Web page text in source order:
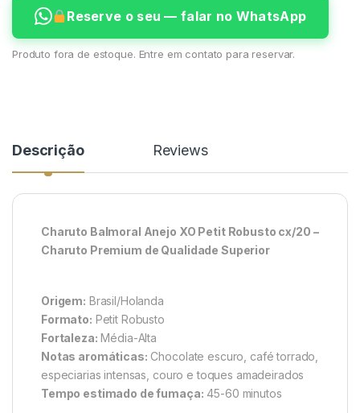
Reserve o seu — falar no WhatsApp
Produto fora de estoque. Entre em contato para reservar.
Descrição Reviews
Charuto Balmoral Anejo XO Petit Robusto cx/20 –
Charuto Premium de Qualidade Superior
Origem: Brasil/Holanda
Formato: Petit Robusto
Fortaleza: Média-Alta
Notas aromáticas: Chocolate escuro, café torrado,
especiarias intensas, couro e toques amadeirados
Tempo estimado de fumaça: 45-60 minutos